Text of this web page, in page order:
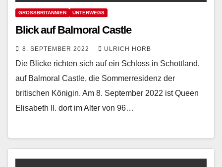
GROSSBRITANNIEN UNTERWEGS
Blick auf Balmoral Castle
8. SEPTEMBER 2022 ULRICH HORB
Die Blicke richten sich auf ein Schloss in Schottland,
auf Balmoral Castle, die Sommerresidenz der
britischen Königin. Am 8. September 2022 ist Queen
Elisabeth II. dort im Alter von 96…